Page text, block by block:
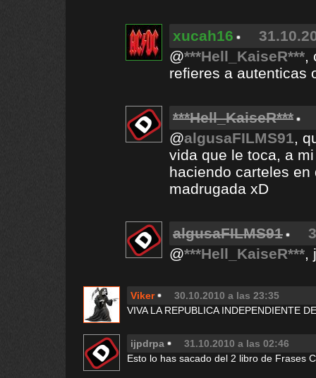
xucah16
@***Hell_KaiseR***,
refieres a autenticas
***Hell_KaiseR***
@algusaFILMS91,
vida que le toca, a
haciendo carteles
madrugada xD
algusaFILMS91
@***Hell_KaiseR***,
Viker
30.10.2010 a las 23:35
VIVA LA REPUBLICA INDEPENDIENTE
ijpdrpa
31.10.2010 a las 02:46
Esto lo has sacado del 2 libro de Frases